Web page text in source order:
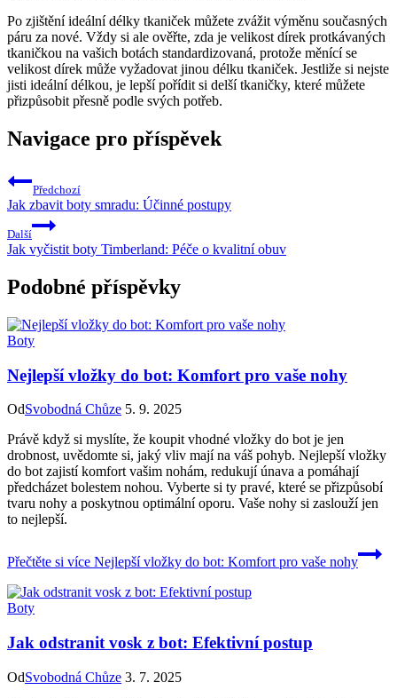
Po zjištění ideální délky tkaniček⁤ můžete zvážit výměnu současných
páru za nové. Vždy si ale ověřte, zda je velikost dírek ‌protkávaných
tkaničkou na vašich botách standardizovaná, protože měnící se
velikost dírek může vyžadovat ‌jinou ⁣délku tkaniček. Jestliže si nejste
jisti ideální‌ délkou, je lepší ⁢pořídit si delší tkaničky, které můžete
⁢přizpůsobit přesně podle svých potřeb. ‌
Navigace pro příspěvek
Předchozí
Jak zbavit boty smradu: Účinné postupy
Další
Jak vyčistit boty Timberland: Péče o kvalitní obuv
Podobné příspěvky
Boty
Nejlepší vložky do bot: Komfort pro vaše nohy
OdSvobodná Chůze 5. 9. 2025
Právě když si myslíte, že koupit vhodné vložky do bot je jen
drobnost, uvědomte si, jaký vliv mají na váš pohyb. Nejlepší vložky
do bot zajistí komfort vašim nohám, redukují únava a pomáhají
předcházet bolestem nohou. Vyberte si ty pravé, které se přizpůsobí
tvaru nohy a poskytnou optimální oporu. Vaše nohy si zaslouží jen
to nejlepší.
Přečtěte si více Nejlepší vložky do bot: Komfort pro vaše nohy
Boty
Jak odstranit vosk z bot: Efektivní postup
OdSvobodná Chůze 3. 7. 2025